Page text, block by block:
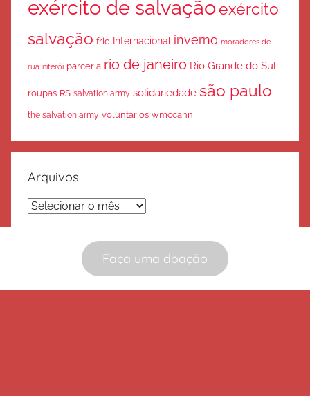
Faça uma doação
exército de salvaçãoexército
salvação frio Internacional inverno moradores de
rua niterói parceria rio de janeiro Rio Grande do Sul
roupas RS salvation army solidariedade são paulo
the salvation army voluntários wmccann
Arquivos
Arquivos